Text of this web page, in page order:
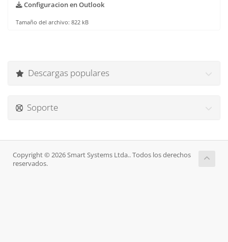
Configuracion en Outlook
Tamaño del archivo: 822 kB
Descargas populares
Soporte
Copyright © 2026 Smart Systems Ltda.. Todos los derechos
reservados.